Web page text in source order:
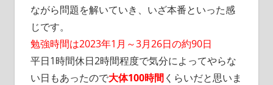
ながら問題を解いていき、いざ本番といった感
じです。
勉強時間は2023年1月～3月26日の約90日
平日1時間休日2時間程度で気分によってやらな
い日もあったので大体100時間くらいだと思いま